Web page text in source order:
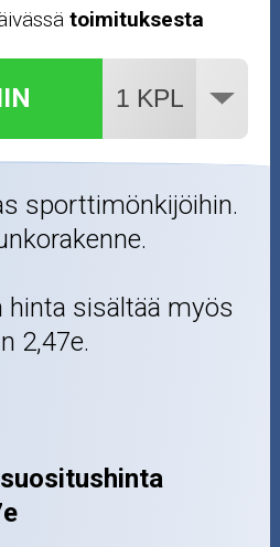
toimituksesta
sporttimönkijöihin.
hinta sisältää myös
2,47e.